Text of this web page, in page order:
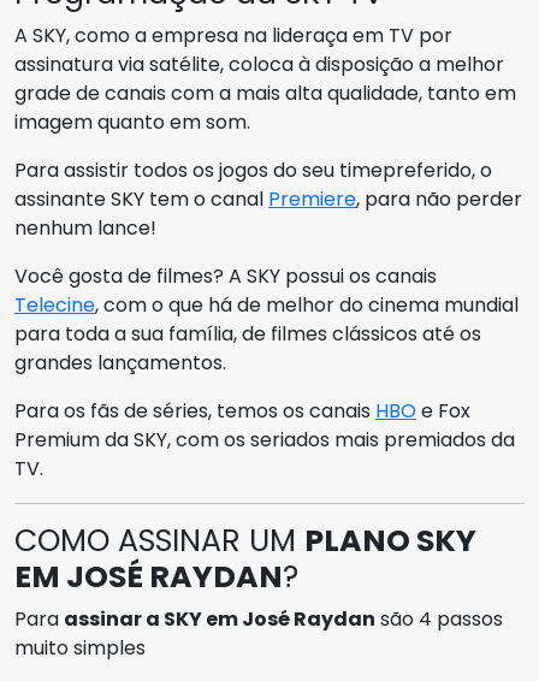
A SKY, como a empresa na lideraça em TV por
assinatura via satélite, coloca à disposição a melhor
grade de canais com a mais alta qualidade, tanto em
imagem quanto em som.
Para assistir todos os jogos do seu timepreferido, o
assinante SKY tem o canal Premiere, para não perder
nenhum lance!
Você gosta de filmes? A SKY possui os canais
Telecine, com o que há de melhor do cinema mundial
para toda a sua família, de filmes clássicos até os
grandes lançamentos.
Para os fãs de séries, temos os canais HBOe Fox
Premium da SKY, com os seriados mais premiados da
TV.
COMO ASSINAR UM PLANO SKY
EM JOSÉ RAYDAN?
Para assinar a SKY em José Raydan são 4 passos
muito simples